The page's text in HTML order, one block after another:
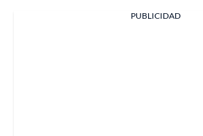
PUBLICIDAD